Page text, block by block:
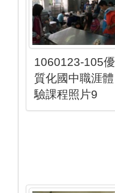
1060123-105優
質化國中職涯體
驗課程照片9